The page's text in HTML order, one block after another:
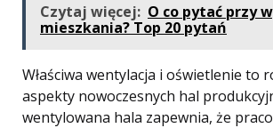
Czytaj więcej: O co pytać przy
mieszkania? Top 20 pytań
Właściwa wentylacja i oświetlenie to
aspekty nowoczesnych hal
wentylowana hala zapewnia, że